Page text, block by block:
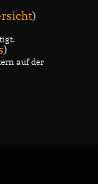
)
)
auf der